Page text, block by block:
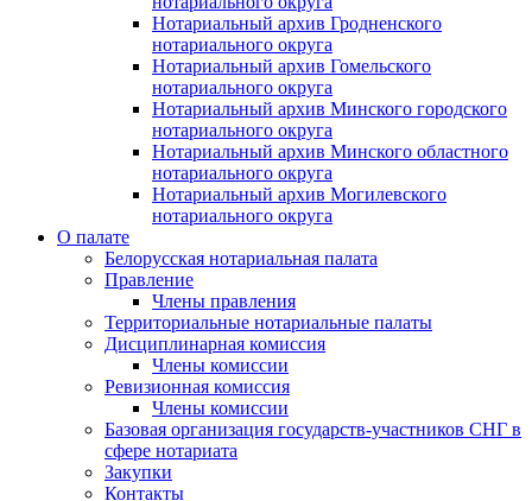
Нотариальный архив Гродненского
нотариального округа
Нотариальный архив Гомельского
нотариального округа
Нотариальный архив Минского городского
нотариального округа
Нотариальный архив Минского областного
нотариального округа
Нотариальный архив Могилевского
нотариального округа
О палате
Белорусская нотариальная палата
Правление
Члены правления
Территориальные нотариальные палаты
Дисциплинарная комиссия
Члены комиссии
Ревизионная комиссия
Члены комиссии
Базовая организация государств-участников СНГ в
сфере нотариата
Закупки
Контакты